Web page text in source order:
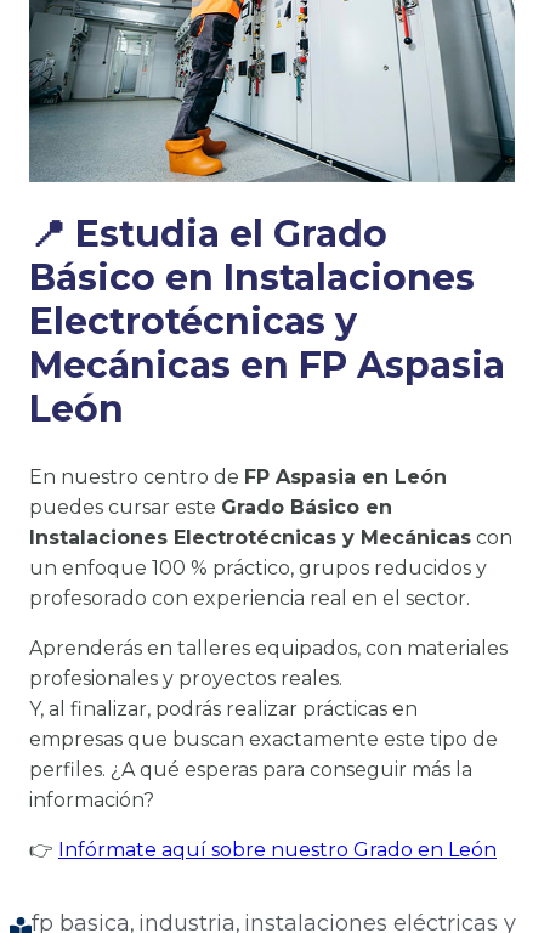
📍 Estudia el Grado
Básico en Instalaciones
Electrotécnicas y
Mecánicas en FP Aspasia
León
En nuestro centro de FP Aspasia en León
puedes cursar este Grado Básico en
Instalaciones Electrotécnicas y Mecánicas con
un enfoque 100 % práctico, grupos reducidos y
profesorado con experiencia real en el sector.
Aprenderás en talleres equipados, con materiales
profesionales y proyectos reales.
Y, al finalizar, podrás realizar prácticas en
empresas que buscan exactamente este tipo de
perfiles. ¿A qué esperas para conseguir más la
información?
👉 Infórmate aquí sobre nuestro Grado en León
fp basica, industria, instalaciones eléctricas y